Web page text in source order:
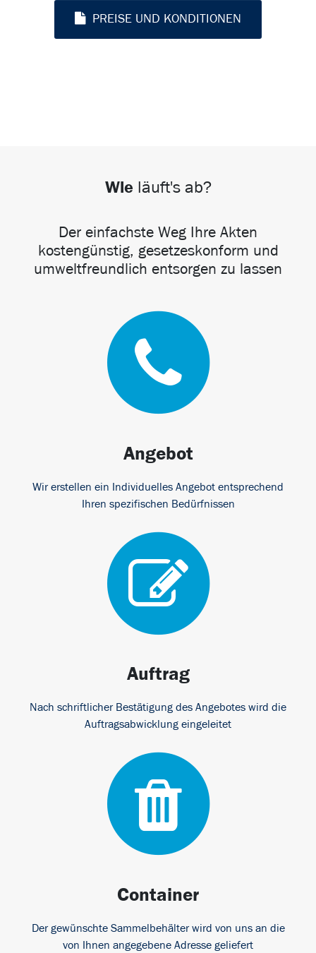
PREISE UND KONDITIONEN
Wie läuft's ab?
Der einfachste Weg Ihre Akten
kostengünstig, gesetzeskonform und
umweltfreundlich entsorgen zu lassen
Angebot
Wir erstellen ein Individuelles Angebot entsprechend
Ihren spezifischen Bedürfnissen
Auftrag
Nach schriftlicher Bestätigung des Angebotes wird die
Auftragsabwicklung eingeleitet
Container
Der gewünschte Sammelbehälter wird von uns an die
von Ihnen angegebene Adresse geliefert